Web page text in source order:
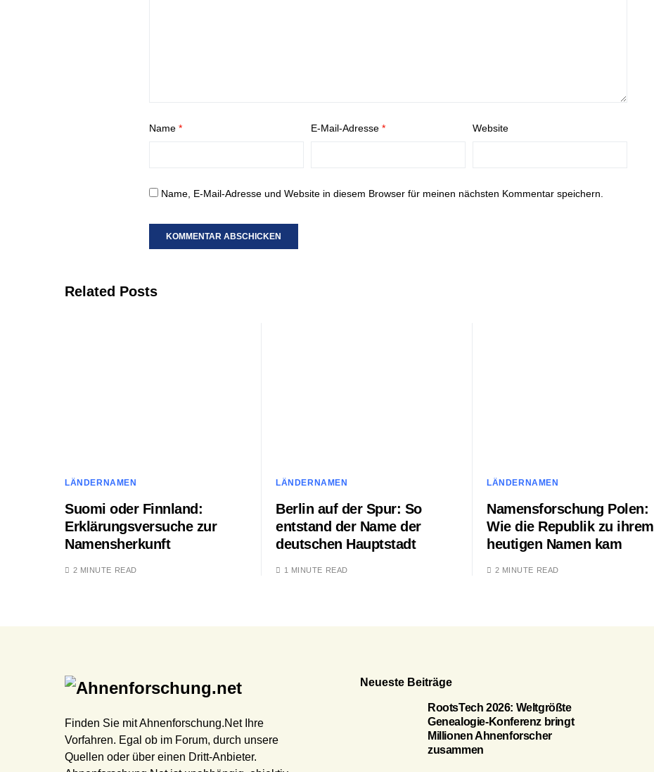
Name * E-Mail-Adresse * Website
Name, E-Mail-Adresse und Website in diesem Browser für meinen nächsten Kommentar speichern.
Related Posts
LÄNDERNAMEN
Suomi oder Finnland:
Erklärungsversuche zur
Namensherkunft
2 MINUTE READ
LÄNDERNAMEN
Berlin auf der Spur: So
entstand der Name der
deutschen Hauptstadt
1 MINUTE READ
LÄNDERNAMEN
Namensforschung Polen:
Wie die Republik zu ihrem
heutigen Namen kam
2 MINUTE READ
Finden Sie mit Ahnenforschung.Net Ihre
Vorfahren. Egal ob im Forum, durch unsere
Quellen oder über einen Dritt-Anbieter.
Neueste Beiträge
RootsTech 2026: Weltgrößte
Genealogie-Konferenz bringt
Millionen Ahnenforscher
zusammen